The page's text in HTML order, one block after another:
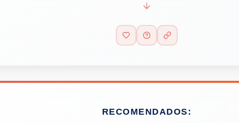
RECOMENDADOS: